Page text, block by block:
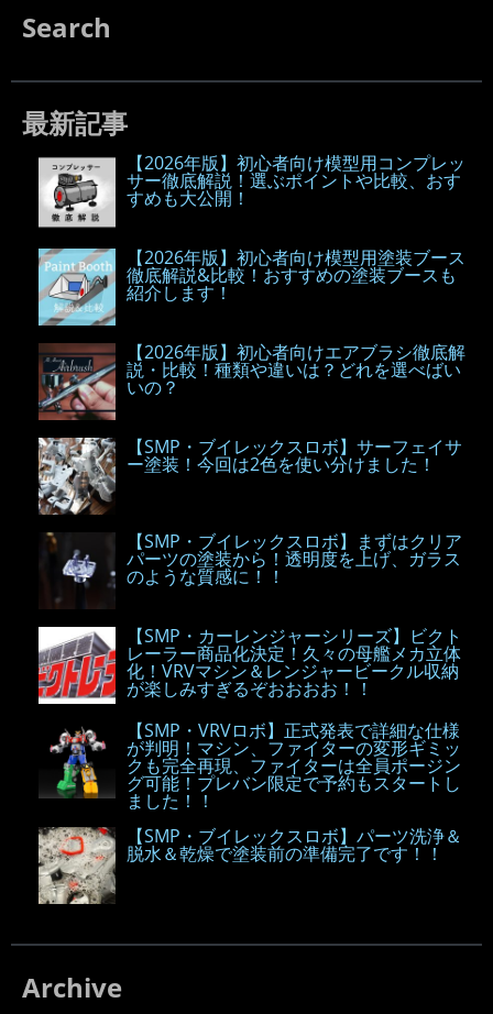
Search
最新記事
【2026年版】初心者向け模型用コンプレッ
サー徹底解説！選ぶポイントや比較、おす
すめも大公開！
【2026年版】初心者向け模型用塗装ブース
徹底解説&比較！おすすめの塗装ブースも
紹介します！
【2026年版】初心者向けエアブラシ徹底解
説・比較！種類や違いは？どれを選べばい
いの？
【SMP・ブイレックスロボ】サーフェイサ
ー塗装！今回は2色を使い分けました！
【SMP・ブイレックスロボ】まずはクリア
パーツの塗装から！透明度を上げ、ガラス
のような質感に！！
【SMP・カーレンジャーシリーズ】ビクト
レーラー商品化決定！久々の母艦メカ立体
化！VRVマシン＆レンジャービークル収納
が楽しみすぎるぞおおおお！！
【SMP・VRVロボ】正式発表で詳細な仕様
が判明！マシン、ファイターの変形ギミッ
クも完全再現、ファイターは全員ポージン
グ可能！プレバン限定で予約もスタートし
ました！！
【SMP・ブイレックスロボ】パーツ洗浄＆
脱水＆乾燥で塗装前の準備完了です！！
Archive